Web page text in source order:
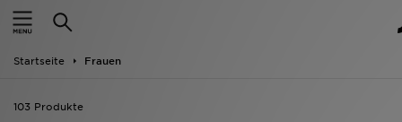
Startseite Frauen
103 Produkte
Startseite
Marken